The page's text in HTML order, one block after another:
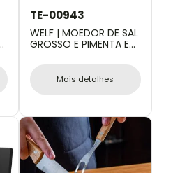
TE-00943
WELF | MOEDOR DE SAL
GROSSO E PIMENTA EM
Mais detalhes